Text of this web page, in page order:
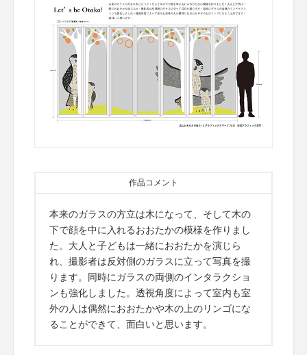
作品コメント
本来のガラスの方立は木になって、そして木の
下で顔を中に入れるおおたかの模様を作りまし
た。大人と子どもは一緒におおたかを演じら
れ、撮影者は反対側のガラスに立って写真を撮
ります。同時にガラスの両側のインタラクショ
ンも強化しました。透視角度によって室内も室
外の人は偶然におおたかや木の上のリンゴにな
ることができて、面白いと思います。